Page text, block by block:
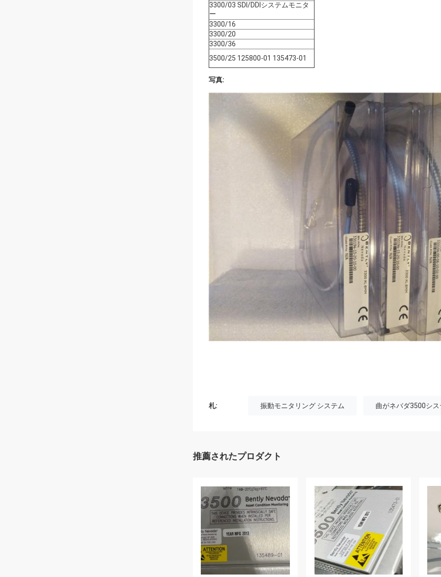
3300/03 SDI/DDIシステムモニタ
ー
3300/16
3300/20
3300/36
3500/25 125800-01 135473-01
写真:
札: 振動モニタリング システム 曲がネバダ3500シス
推薦されたプロダクト